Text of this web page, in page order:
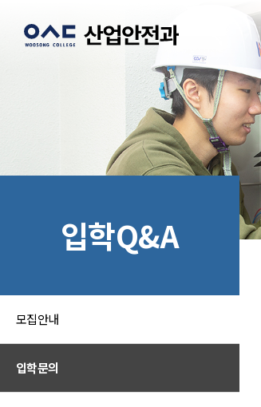
입학Q&A
모집안내
입학문의